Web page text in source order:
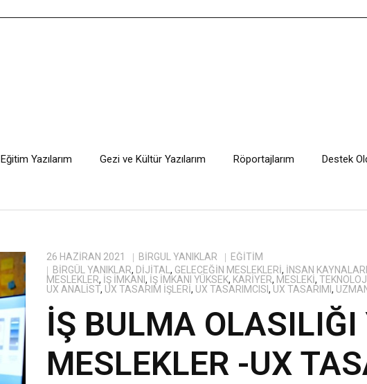
Eğitim Yazılarım Gezi ve Kültür Yazılarım Röportajlarım Destek
26 HAZIRAN 2021 BIRGÜL YANIKLAR
EĞITIM
BIRGÜL YANIKLAR, DIJITAL , GELECEĞIN MESLEKLERI, INSAN KAYNALARI
MESLEKLER, IŞ IMKANI , IŞ IMKANI YÜKSEK, KARIYER, MESLEKI,
UX ANALIST, UX TASARIM IŞLERI, UX TASARIMCISI , UX TASARIMI ,
İŞ BULMA OLASILIĞI
MESLEKLER -UX